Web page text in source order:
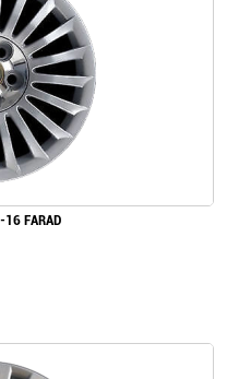
16 FARAD